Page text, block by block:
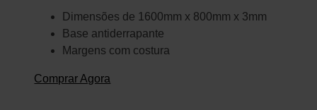
Dimensões de 1600mm x 800mm x 3mm
Base antiderrapante
Margens com costura
Comprar Agora